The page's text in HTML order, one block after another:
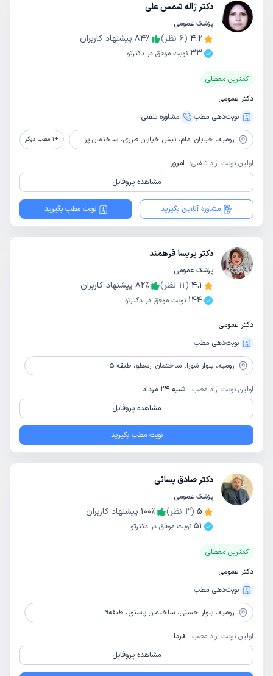
دکتر ژاله شمس علی
پزشک عمومی
4.2
(
6 نظر) 84٪
پیشنهاد کاربران
33 نوبت موفق در دکترتو
کمترین معطلی
دکتر عمومی
نوبت‌دهی مطب
مشاوره‌ تلفنی
ارومیه، خیابان امام، نبش خیابان طرزی، ساختمان پزشکان، طبقه 1، واحد 3 +
1 مطب دیگر
اولین نوبت آزاد تلفنی: امروز
مشاهده پروفایل
مشاوره آنلاین بگیرید نوبت مطب بگیرید
دکتر پریسا فرهمند
پزشک عمومی
4.1
(
11 نظر) 82٪
پیشنهاد کاربران
144 نوبت موفق در دکترتو
دکتر عمومی
نوبت‌دهی مطب
ارومیه، بلوار شورا، ساختمان ارسطو، طبقه 5
اولین نوبت آزاد مطب: شنبه 24 مرداد
مشاهده پروفایل
نوبت مطب بگیرید
دکتر صادق بسائی
پزشک عمومی
5
(
3 نظر) 100٪
پیشنهاد کاربران
51 نوبت موفق در دکترتو
کمترین معطلی
دکتر عمومی
نوبت‌دهی مطب
ارومیه، بلوار حسنی، ساختمان پاستور، طبقه9
اولین نوبت آزاد مطب: فردا
مشاهده پروفایل